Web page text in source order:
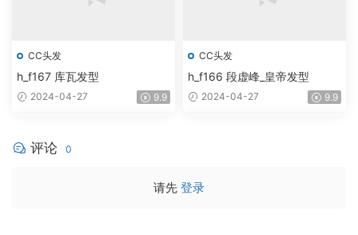
CC头发
h_f167 库瓦发型
2024-04-27 9.9
CC头发
h_f166 段虚峰_皇帝发型
2024-04-27 9.9
评论 0
请先 登录